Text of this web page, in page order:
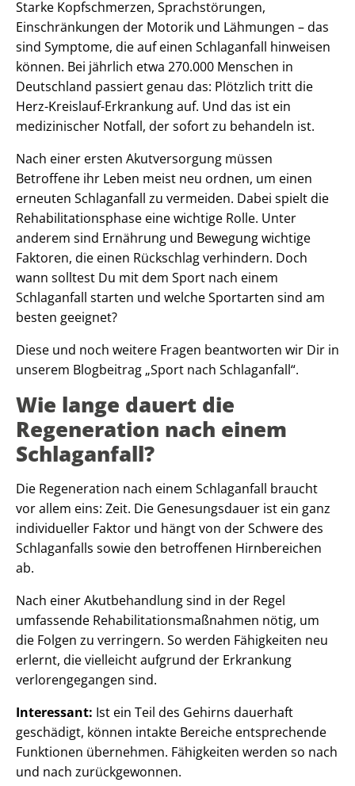
Starke Kopfschmerzen, Sprachstörungen,
Einschränkungen der Motorik und Lähmungen – das
sind Symptome, die auf einen Schlaganfall hinweisen
können. Bei jährlich etwa 270.000 Menschen in
Deutschland passiert genau das: Plötzlich tritt die
Herz-Kreislauf-Erkrankung auf. Und das ist ein
medizinischer Notfall, der sofort zu behandeln ist.
Nach einer ersten Akutversorgung müssen
Betroffene ihr Leben meist neu ordnen, um einen
erneuten Schlaganfall zu vermeiden. Dabei spielt die
Rehabilitationsphase eine wichtige Rolle. Unter
anderem sind Ernährung und Bewegung wichtige
Faktoren, die einen Rückschlag verhindern. Doch
wann solltest Du mit dem Sport nach einem
Schlaganfall starten und welche Sportarten sind am
besten geeignet?
Diese und noch weitere Fragen beantworten wir Dir in
unserem Blogbeitrag „Sport nach Schlaganfall“.
Wie lange dauert die
Regeneration nach einem
Schlaganfall?
Die Regeneration nach einem Schlaganfall braucht
vor allem eins: Zeit. Die Genesungsdauer ist ein ganz
individueller Faktor und hängt von der Schwere des
Schlaganfalls sowie den betroffenen Hirnbereichen
ab.
Nach einer Akutbehandlung sind in der Regel
umfassende Rehabilitationsmaßnahmen nötig, um
die Folgen zu verringern. So werden Fähigkeiten neu
erlernt, die vielleicht aufgrund der Erkrankung
verlorengegangen sind.
Interessant: Ist ein Teil des Gehirns dauerhaft
geschädigt, können intakte Bereiche entsprechende
Funktionen übernehmen. Fähigkeiten werden so nach
und nach zurückgewonnen.